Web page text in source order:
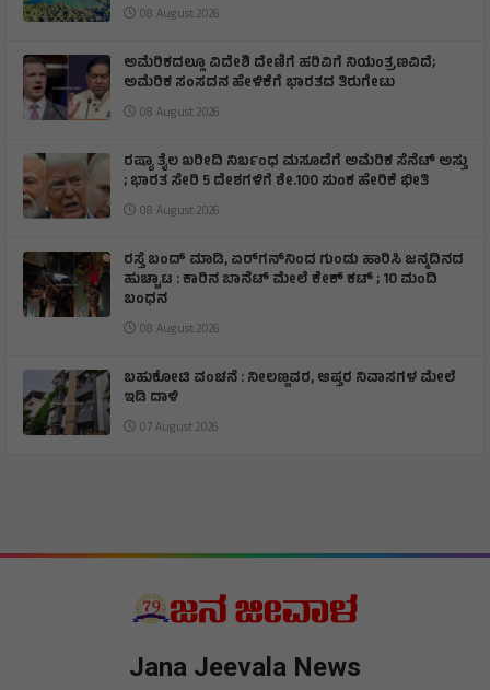
08 August 2026
ಅಮೆರಿಕದಲ್ಲೂ ವಿದೇಶಿ ದೇಣಿಗೆ ಹರಿವಿಗೆ ನಿಯಂತ್ರಣವಿದೆ;
ಅಮೆರಿಕ ಸಂಸದನ ಹೇಳಿಕೆಗೆ ಭಾರತದ ತಿರುಗೇಟು
08 August 2026
ರಷ್ಯಾ ತೈಲ ಖರೀದಿ ನಿರ್ಬಂಧ ಮಸೂದೆಗೆ ಅಮೆರಿಕ ಸೆನೆಟ್ ಅಸ್ತು
; ಭಾರತ ಸೇರಿ 5 ದೇಶಗಳಿಗೆ ಶೇ.100 ಸುಂಕ ಹೇರಿಕೆ ಭೀತಿ
08 August 2026
ರಸ್ತೆ ಬಂದ್ ಮಾಡಿ, ಏರ್‌ಗನ್‌ನಿಂದ ಗುಂಡು ಹಾರಿಸಿ ಜನ್ಮದಿನದ
ಹುಚ್ಚಾಟ : ಕಾರಿನ ಬಾನೆಟ್ ಮೇಲೆ ಕೇಕ್ ಕಟ್‌ ; 10 ಮಂದಿ
ಬಂಧನ
08 August 2026
ಬಹುಕೋಟಿ ವಂಚನೆ : ನೀಲಣ್ಣವರ, ಆಪ್ತರ ನಿವಾಸಗಳ ಮೇಲೆ
ಇಡಿ ದಾಳಿ
07 August 2026
Jana Jeevala News